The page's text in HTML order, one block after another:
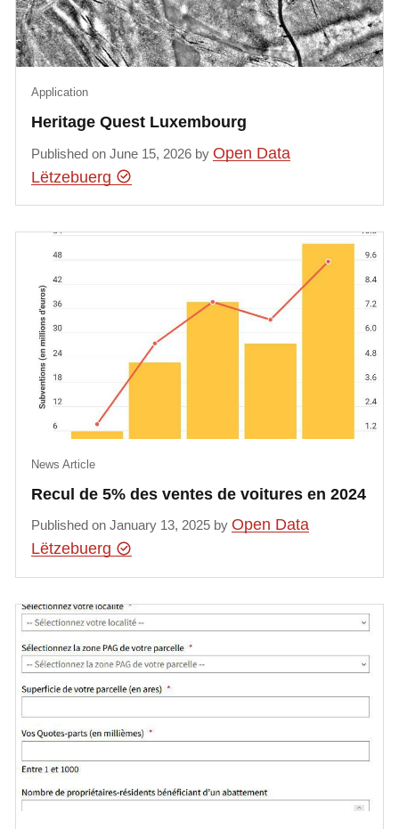
Heritage Quest Luxembourg
Application
Published on June 15, 2026 byOpen Data
Lëtzebuerg
Recul de 5% des ventes de voitures en 2024
News Article
Published on January 13, 2025 byOpen Data
Lëtzebuerg